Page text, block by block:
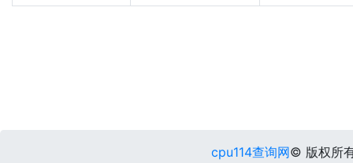
cpu114查询网© 版权所